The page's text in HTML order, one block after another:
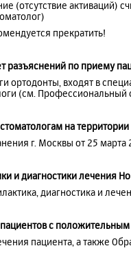
(отсутствие активаций)
прекратить!
по приему
ортодонты, входят в
(см. Профессиональный
на
г. Москвы от 25 марта
и диагностики лечения
диагностика и
с
пациента, а также